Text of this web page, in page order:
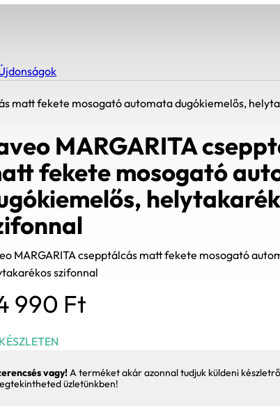
matt fekete mosogató automata dugókiemelős,
MARGARITA
fekete mosogató
MARGARITA csepptálcás matt fekete mosogató
szifonnal
990 Ft
KÉSZLETEN
vagy!A terméket akár azonnal tudjuk küldeni
üzletünkben!